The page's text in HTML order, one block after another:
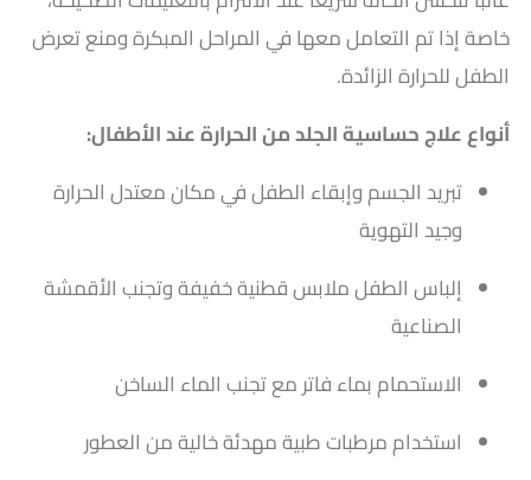
خاصة إذا تم التعامل معها في المراحل المبكرة ومنع تعرض
الطفل للحرارة الزائدة.
أنواع علاج حساسية الجلد من الحرارة عند الأطفال:
تبريد الجسم وإبقاء الطفل في مكان معتدل الحرارة
وجيد التهوية
إلباس الطفل ملابس قطنية خفيفة وتجنب الأقمشة
الصناعية
الاستحمام بماء فاتر مع تجنب الماء الساخن
استخدام مرطبات طبية مهدئة خالية من العطور